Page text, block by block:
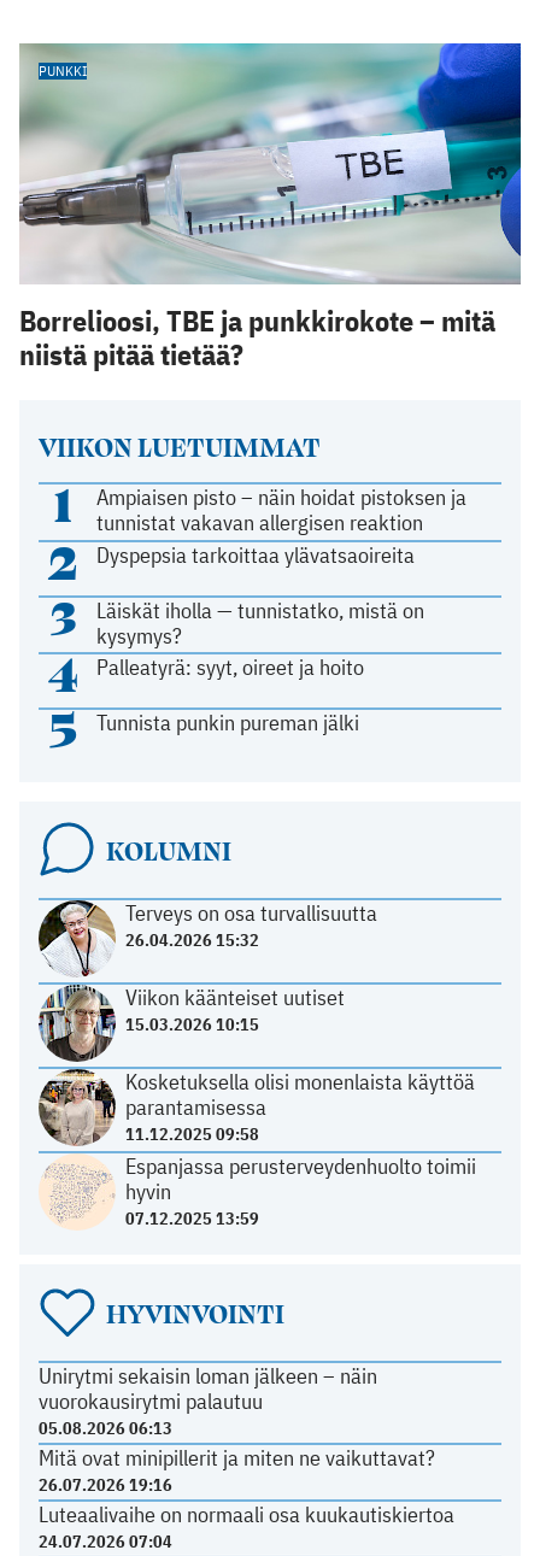
VIIKON LUETUIMMAT
1
Ampiaisen pisto – näin hoidat pistoksen ja
tunnistat vakavan allergisen reaktion
2 Dyspepsia tarkoittaa ylävatsaoireita
3
Läiskät iholla — tunnistatko, mistä on
kysymys?
4 Palleatyrä: syyt, oireet ja hoito
5 Tunnista punkin pureman jälki
KOLUMNI
Terveys on osa turvallisuutta
26.04.2026 15:32
Viikon käänteiset uutiset
15.03.2026 10:15
Kosketuksella olisi monenlaista käyttöä
parantamisessa
11.12.2025 09:58
Espanjassa perusterveydenhuolto toimii
hyvin
07.12.2025 13:59
HYVINVOINTI
Unirytmi sekaisin loman jälkeen – näin
vuorokausirytmi palautuu
05.08.2026 06:13
Mitä ovat minipillerit ja miten ne vaikuttavat?
26.07.2026 19:16
Luteaalivaihe on normaali osa kuukautiskiertoa
24.07.2026 07:04
PUNKKI
Borrelioosi, TBE ja punkkirokote – mitä
niistä pitää tietää?